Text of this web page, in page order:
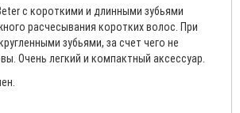
с короткими и длинными зубьями
расчесывания коротких волос. При
зубьями, за счет чего не
Очень легкий и компактный аксессуар.